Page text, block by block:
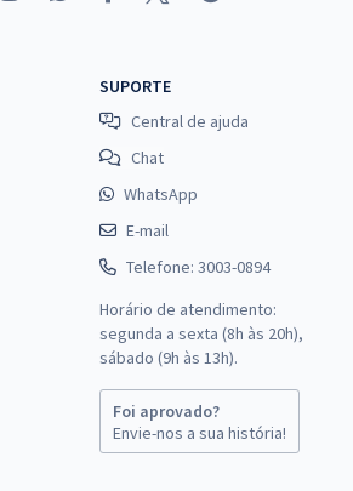
SUPORTE
Central de ajuda
Chat
WhatsApp
E-mail
Telefone: 3003-0894
Horário de atendimento:
segunda a sexta (8h às 20h),
sábado (9h às 13h).
Foi aprovado?
Envie-nos a sua história!